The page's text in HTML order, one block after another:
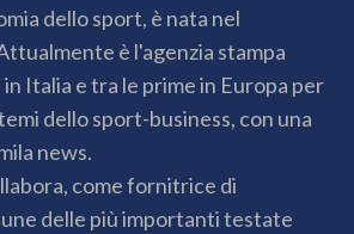
dello sport, è nata nel
è l'agenzia stampa
Italia e tra le prime in Europa per
dello sport-business, con una
news.
come fornitrice di
delle più importanti testate